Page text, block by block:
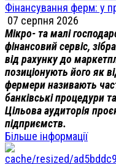
Фінансування ферм: у
07 серпня 2026
Мікро- та малі
фінансовий сервіс,
від рахунку до
позиціонують його як
фермери називають
банківські процедури
Цільова аудиторія
підприємств.
Більше інформації